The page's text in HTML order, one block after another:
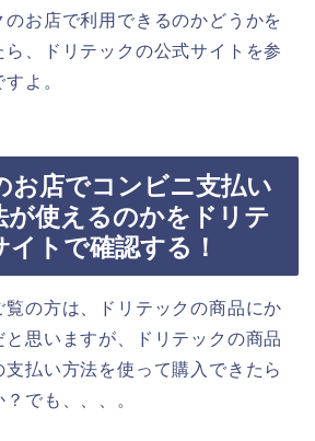
お店で利用できるのかどうかを
、ドリテックの公式サイトを参
よ。
お店でコンビニ支払い
が使えるのかをドリテ
イトで確認する！
覧の方は、ドリテックの商品にか
思いますが、ドリテックの商品
支払い方法を使って購入できたら
でも、、、。